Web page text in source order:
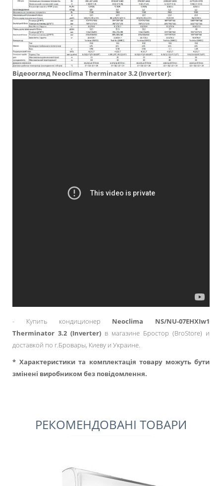
Відеоогляд Neoclima Therminator 3.2 (Inverter):
- Купить кондиционер Neoclima NS/NU-07EHXIw1
Therminator 3.2 (Inverter) в магазине Бростор (BroStore) и
доставкой по г.Бровары, Киеву и Украине.
* Характеристики та комплектація товару можуть бути
змінені виробником без повідомлення.
РЕКОМЕНДОВАНІ ТОВАРИ